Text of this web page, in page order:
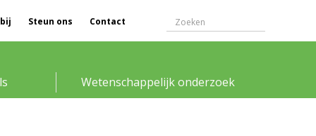
Steun ons Contact
Wetenschappelijk onderzoek